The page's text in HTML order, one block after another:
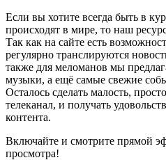
Если вы хотите всегда быть в
происходят в мире, то наш
Так как на сайте есть
регулярно транслируются
также для меломанов мы
музыки, а ещё самые свежие
Осталось сделать малость,
телеканал, и получать
контента.
Включайте и смотрите прямой
просмотра!